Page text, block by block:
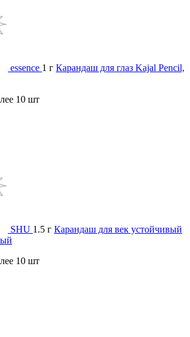
essence 1 г Карандаш для глаз Kajal Pencil,
10 шт
SHU 1.5 г Карандаш для век устойчивый
10 шт